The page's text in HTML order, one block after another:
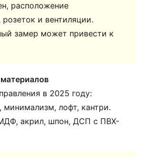
расположение
и вентиляции.
замер может привести к
в 2025 году:
минимализм, лофт, кантри.
акрил, шпон, ДСП с ПВХ-